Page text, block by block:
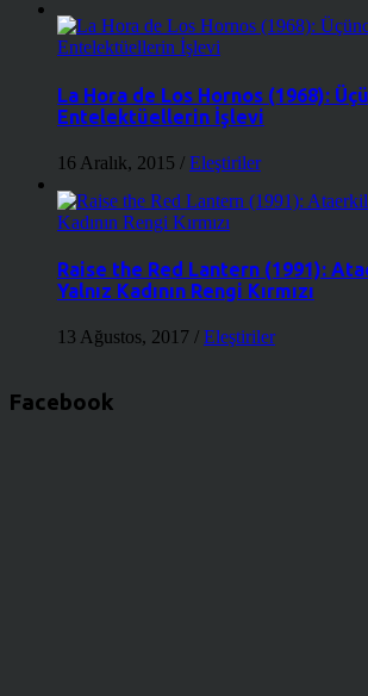
La Hora de Los Hornos (1968):
Entelektüellerin İşlevi
16 Aralık, 2015 / Eleştiriler
Raise the Red Lantern (1991):
Yalnız Kadının Rengi Kırmızı
13 Ağustos, 2017 / Eleştiriler
Facebook